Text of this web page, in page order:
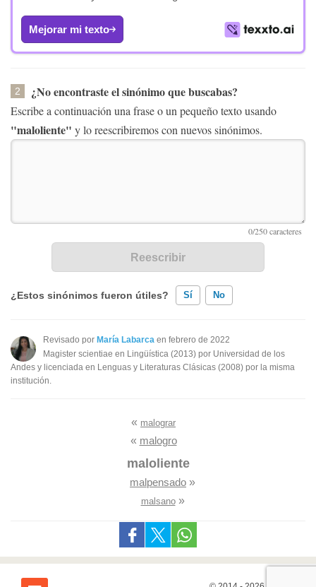
Mejorar mi texto
2 ¿No encontraste el sinónimo que buscabas?
Escribe a continuación una frase o un pequeño texto usando
"maloliente" y lo reescribiremos con nuevos sinónimos.
¿Estos sinónimos fueron útiles? Sí No
Existen sinónimos incorrectos
Ninguno de los sinónimos presentados me ayudó
Revisado por María Labarca en febrero de 2022
Magister scientiae en Lingüística (2013) por Universidad de los
Andes y licenciada en Lenguas y Literaturas Clásicas (2008) por la misma
institución.
« malograr
« malogro
maloliente
malpensado »
malsano»